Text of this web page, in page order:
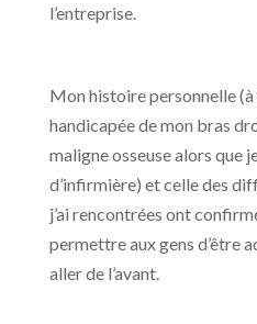
l’entreprise.
Mon histoire personnelle (à
handicapée de mon bras
maligne osseuse alors que
d’infirmière) et celle des
j’ai rencontrées ont
permettre aux gens d’être
aller de l’avant.